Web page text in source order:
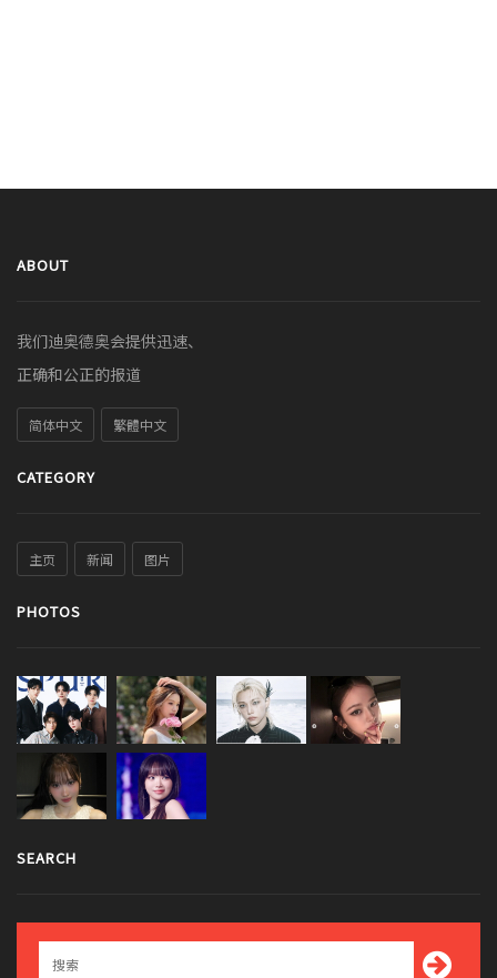
ABOUT
我们迪奥德奥会提供迅速、
正确和公正的报道
简体中文 繁體中文
CATEGORY
主页 新闻 图片
PHOTOS
SEARCH